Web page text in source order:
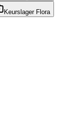
Keurslager Flora